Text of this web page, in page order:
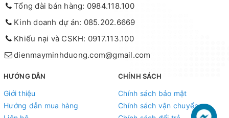
Tổng đài bán hàng: 0984.118.100
Kinh doanh dự án: 085.202.6669
Khiếu nại và CSKH: 0917.113.100
dienmayminhduong.com@gmail.com
HƯỚNG DẪN
Giới thiệu
Hướng dẫn mua hàng
CHÍNH SÁCH
Chính sách bảo mật
Chính sách vận chuyển